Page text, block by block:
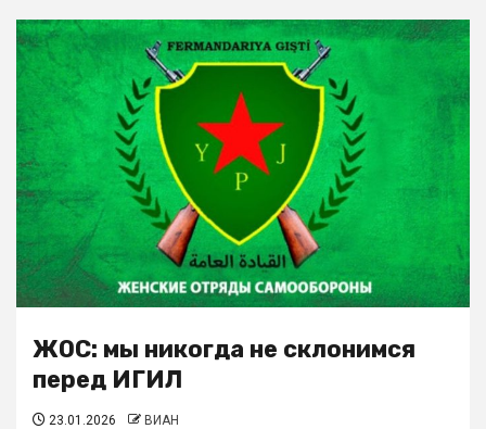
ЖОС: мы никогда не склонимся
перед ИГИЛ
23.01.2026 ВИАН